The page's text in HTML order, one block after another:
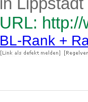
URL:
BL-Rank +